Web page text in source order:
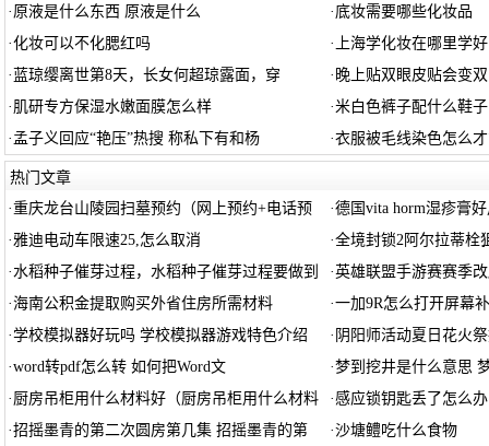
· 原液是什么东西 原液是什么 · 底妆需要哪些化妆品
·化妆可以不化腮红吗 · 上海学化妆在哪里学好
· 蓝琼缨离世第8天，长女何超琼露面，穿 · 晚上贴双眼皮贴会变
· 肌研专方保湿水嫩面膜怎么样 ·米白色裤子配什么鞋
· 孟子义回应“艳压”热搜 称私下有和杨 ·衣服被毛线染色怎么
热门文章
·重庆龙台山陵园扫墓预约（网上预约+电话预 ·德国vita horm湿疹膏
·雅迪电动车限速25,怎么取消 ·全境封锁2阿尔拉蒂栓
·水稻种子催芽过程，水稻种子催芽过程要做到 ·英雄联盟手游赛赛季
·海南公积金提取购买外省住房所需材料 ·一加9R怎么打开屏幕
·学校模拟器好玩吗 学校模拟器游戏特色介绍 · 阴阳师活动夏日花火
·word转pdf怎么转 如何把Word文 ·梦到挖井是什么意思
· 厨房吊柜用什么材料好（厨房吊柜用什么材料 ·感应锁钥匙丢了怎么办
·招摇墨青的第二次圆房第几集 招摇墨青的第 ·沙塘鳢吃什么食物